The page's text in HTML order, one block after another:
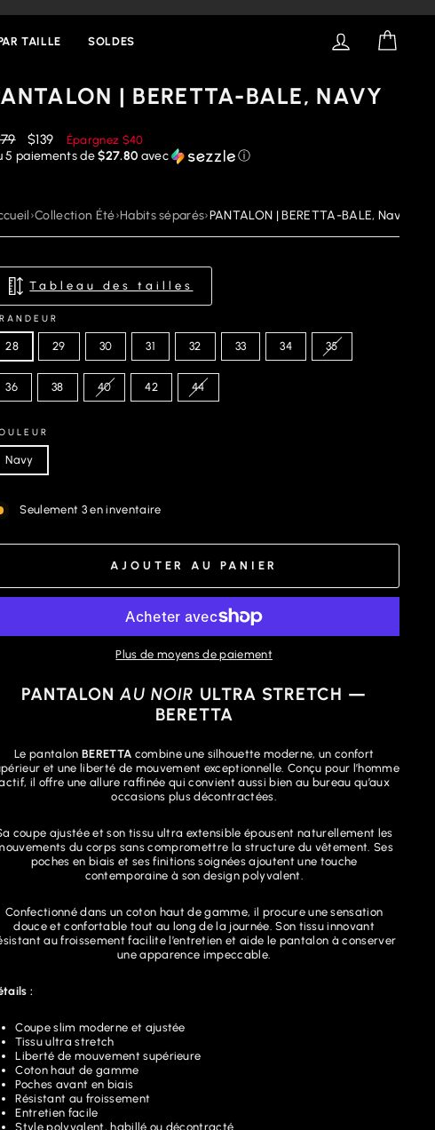
DE $125+
TAILLE SOLDES SE
| BERETTA-BALE, NAVY
Prix
réduit
$139 Épargnez $40
5 paiements de$27.80 avec ⓘ
›Collection Été›Habits séparés›PANTALON | BERETTA-BALE, Navy
Tableau des tailles
28 29 30 31 32 33 34 35
36 38 40 42 44
Navy
Seulement 3 en inventaire
AJOUTER AU PANIER
Plus de moyens de paiement
PANTALON AU NOIR ULTRA STRETCH —
BERETTA
Le pantalon BERETTA combine une silhouette moderne, un confort
et une liberté de mouvement exceptionnelle. Conçu pour l’homme
il offre une allure raffinée qui convient aussi bien au bureau qu’aux
occasions plus décontractées.
coupe ajustée et son tissu ultra extensible épousent naturellement les
du corps sans compromettre la structure du vêtement. Ses
poches en biais et ses finitions soignées ajoutent une touche
contemporaine à son design polyvalent.
Confectionné dans un coton haut de gamme, il procure une sensation
douce et confortable tout au long de la journée. Son tissu innovant
au froissement facilite l’entretien et aide le pantalon à conserver
une apparence impeccable.
:
Coupe slim moderne et ajustée
Tissu ultra stretch
Liberté de mouvement supérieure
Coton haut de gamme
Poches avant en biais
Résistant au froissement
Entretien facile
Style polyvalent, habillé ou décontracté